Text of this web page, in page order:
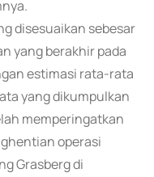
disesuaikan sebesar
yang berakhir pada
estimasi rata-rata
yang dikumpulkan
memperingatkan
operasi
Grasberg di